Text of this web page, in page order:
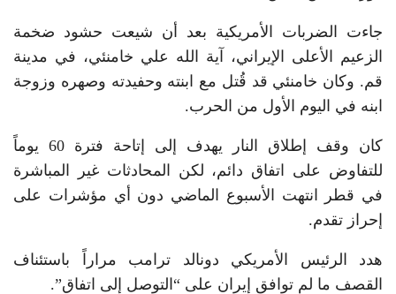
جاءت الضربات الأمريكية بعد أن شيعت حشود ضخمة
الزعيم الأعلى الإيراني، آية الله علي خامنئي، في مدينة
قم. وكان خامنئي قد قُتل مع ابنته وحفيدته وصهره وزوجة
ابنه في اليوم الأول من الحرب.
كان وقف إطلاق النار يهدف إلى إتاحة فترة 60 يوماً
للتفاوض على اتفاق دائم، لكن المحادثات غير المباشرة
في قطر انتهت الأسبوع الماضي دون أي مؤشرات على
إحراز تقدم.
هدد الرئيس الأمريكي دونالد ترامب مراراً باستئناف
القصف ما لم توافق إيران على “التوصل إلى اتفاق”.